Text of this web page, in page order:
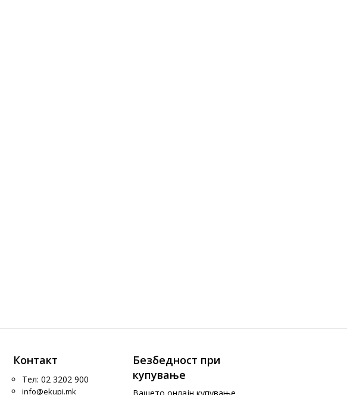
Контакт
Тел: 02 3202 900
info@ekupi.mk
Безбедност при
купување